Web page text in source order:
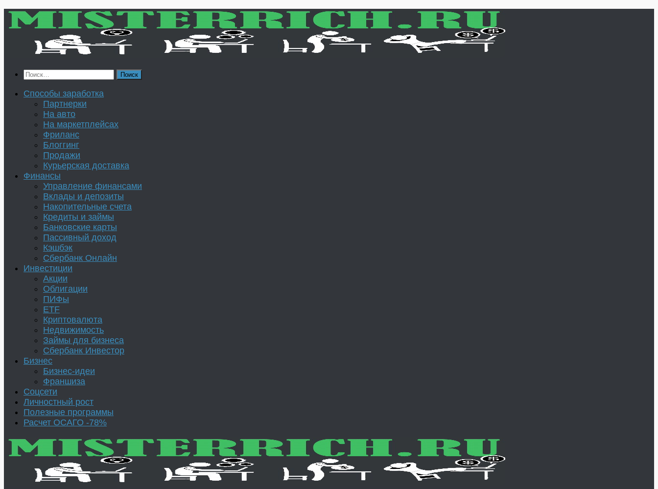
Перейти
Найти:
Способы заработка
Партнерки
На авто
На маркетплейсах
Фриланс
Блоггинг
Продажи
Курьерская доставка
Финансы
Управление финансами
Вклады и депозиты
Накопительные счета
Кредиты и займы
Банковские карты
Пассивный доход
Кэшбэк
Сбербанк Онлайн
Инвестиции
Акции
Облигации
ПИФы
ETF
Криптовалюта
Недвижимость
Займы для бизнеса
Сбербанк Инвестор
Бизнес
Бизнес-идеи
Франшиза
Соцсети
Личностный рост
Полезные программы
Расчет ОСАГО -78%